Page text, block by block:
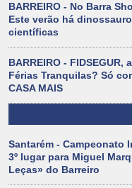
BARREIRO - No Barra
Este verão há
científicas
BARREIRO - FIDSEGUR,
Férias Tranquilas? Só
CASA MAIS
Santarém - Campeonato
3º lugar para Miguel
Leças» do Barreiro